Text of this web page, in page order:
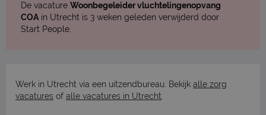
De vacature Woonbegeleider vluchtelingenopvang
COA in Utrecht is 3 weken geleden verwijderd door
Start People.
Werk in Utrecht via een uitzendbureau. Bekijk alle zorg
vacatures of alle vacatures in Utrecht